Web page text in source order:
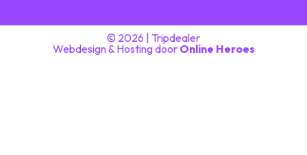
© 2026 | Tripdealer
Webdesign & Hosting door Online Heroes